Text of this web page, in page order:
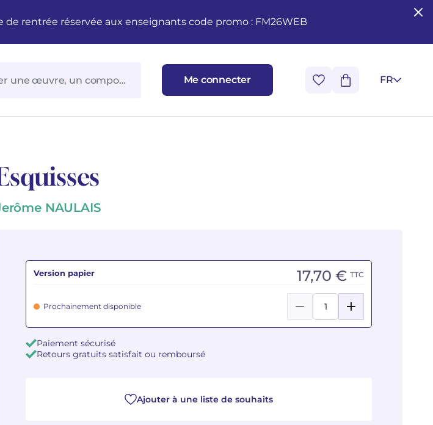
de rentrée réservée aux enseignants code promo : FM26WEB
Me connecter FR
NAULAIS
Version papier 17,70 € TTC
Prochainement disponible
Paiement sécurisé
Retours gratuits satisfait ou remboursé
Ajouter à une liste de souhaits